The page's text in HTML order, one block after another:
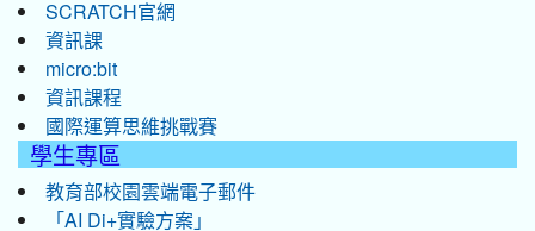
SCRATCH官網
資訊課
micro:bit
資訊課程
國際運算思維挑戰賽
學生專區
教育部校園雲端電子郵件
「AI Di+實驗方案」